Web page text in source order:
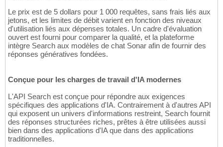
Le prix est de 5 dollars pour 1 000 requêtes, sans frais liés aux
jetons, et les limites de débit varient en fonction des niveaux
d'utilisation liés aux dépenses totales. Un cadre d'évaluation
ouvert est fourni pour comparer la qualité, et la plateforme
intègre Search aux modèles de chat Sonar afin de fournir des
réponses génératives fondées.
Conçue pour les charges de travail d'IA modernes
L'API Search est conçue pour répondre aux exigences
spécifiques des applications d'IA. Contrairement à d'autres API
qui exposent un univers d'informations restreint, Search fournit
des réponses structurées riches, prêtes à être utilisées aussi
bien dans des applications d'IA que dans des applications
traditionnelles.